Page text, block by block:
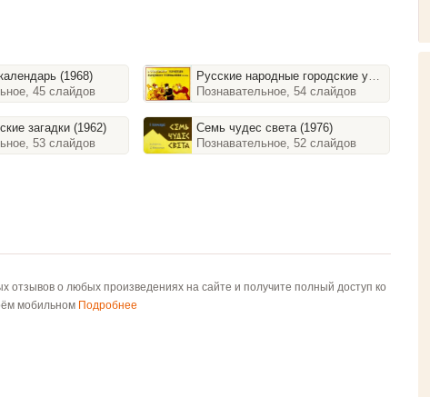
(1968)
45 слайдов
загадки (1962)
53 слайдов
Русские народные городские увеселения XIX века (1988)
Познавательное, 54 слайдов
Семь чудес света (1976)
Познавательное, 52 слайдов
отзывов о любых произведениях на сайте и получите полный доступ ко
мобильном Подробнее